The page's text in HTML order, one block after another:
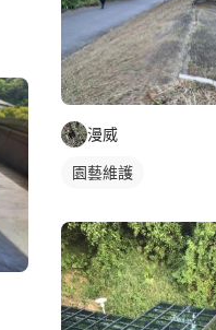
漫威
園藝維護